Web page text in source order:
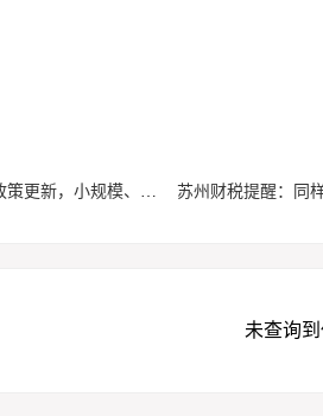
2026 苏州企业税收政策更新，小规模、一般纳税人适用优惠整理
未查询到